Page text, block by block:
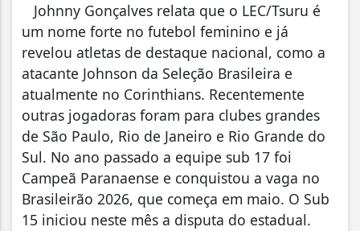
Johnny Gonçalves relata que o LEC/Tsuru é
um nome forte no futebol feminino e já
revelou atletas de destaque nacional, como a
atacante Johnson da Seleção Brasileira e
atualmente no Corinthians. Recentemente
outras jogadoras foram para clubes grandes
de São Paulo, Rio de Janeiro e Rio Grande do
Sul. No ano passado a equipe sub 17 foi
Campeã Paranaense e conquistou a vaga no
Brasileirão 2026, que começa em maio. O Sub
15 iniciou neste mês a disputa do estadual.